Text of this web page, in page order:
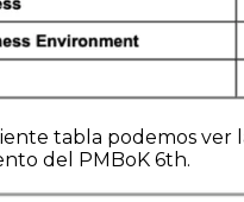
tabla podemos ver
del PMBoK 6th.